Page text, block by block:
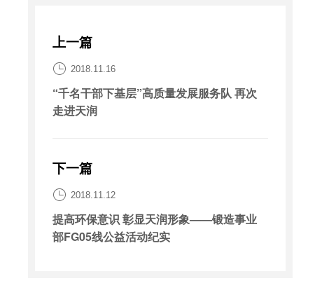
上一篇
 2018.11.16
“千名干部下基层”高质量发展服务队 再次
走进天润
下一篇
 2018.11.12
提高环保意识 彰显天润形象——锻造事业
部FG05线公益活动纪实